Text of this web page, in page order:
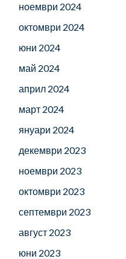
ноември 2024
октомври 2024
юни 2024
май 2024
април 2024
март 2024
януари 2024
декември 2023
ноември 2023
октомври 2023
септември 2023
август 2023
юни 2023